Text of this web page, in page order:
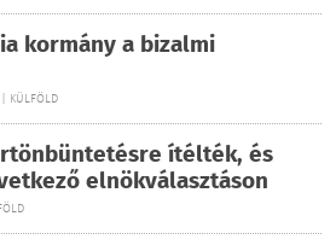
kormány a bizalmi
KÜLFÖLD
ítélték, és
elnökválasztáson